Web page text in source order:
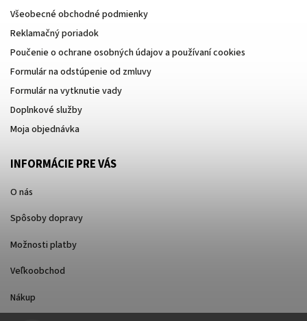
Všeobecné obchodné podmienky
Reklamačný poriadok
Poučenie o ochrane osobných údajov a používaní cookies
Formulár na odstúpenie od zmluvy
Formulár na vytknutie vady
Doplnkové služby
Moja objednávka
INFORMÁCIE PRE VÁS
O nás
Spôsoby dopravy
Možnosti platby
Veľkoobchod
Nákup